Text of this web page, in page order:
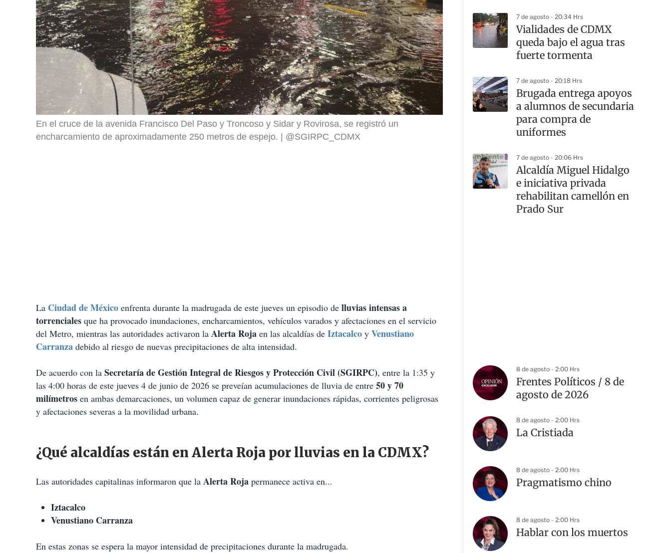
En el cruce de la avenida Francisco Del Paso y Troncoso y Sidar y Rovirosa, se registró un
encharcamiento de aproximadamente 250 metros de espejo.
@SGIRPC_CDMX
La Ciudad de México enfrenta durante la madrugada de este jueves un episodio de lluvias intensas a
torrenciales que ha provocado inundaciones, encharcamientos, vehículos varados y afectaciones en el servicio
del Metro, mientras las autoridades activaron la Alerta Roja en las alcaldías de Iztacalco y Venustiano
Carranza debido al riesgo de nuevas precipitaciones de alta intensidad.
De acuerdo con la Secretaría de Gestión Integral de Riesgos y Protección Civil (SGIRPC), entre la 1:35 y
las 4:00 horas de este jueves 4 de junio de 2026 se preveían acumulaciones de lluvia de entre 50 y 70
milímetros en ambas demarcaciones, un volumen capaz de generar inundaciones rápidas, corrientes peligrosas
y afectaciones severas a la movilidad urbana.
¿Qué alcaldías están en Alerta Roja por lluvias en la CDMX?
Las autoridades capitalinas informaron que la Alerta Roja permanece activa en...
Iztacalco
Venustiano Carranza
En estas zonas se espera la mayor intensidad de precipitaciones durante la madrugada.
7 de agosto - 20:34 Hrs
Vialidades de CDMX
queda bajo el agua tras
fuerte tormenta
7 de agosto - 20:18 Hrs
Brugada entrega apoyos
a alumnos de secundaria
para compra de
uniformes
7 de agosto - 20:06 Hrs
Alcaldía Miguel Hidalgo
e iniciativa privada
rehabilitan camellón en
Prado Sur
8 de agosto - 2:00 Hrs
Frentes Políticos / 8 de
agosto de 2026
8 de agosto - 2:00 Hrs
La Cristiada
8 de agosto - 2:00 Hrs
Pragmatismo chino
8 de agosto - 2:00 Hrs
Hablar con los muertos